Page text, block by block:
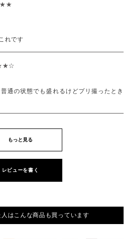
れです
通の状態でも盛れるけどプリ撮ったとき
もっと見る
レビューを書く
人はこんな商品も買っています